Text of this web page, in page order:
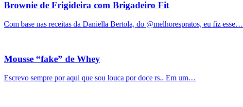
Brownie de Frigideira com Brigadeiro Fit
Com base nas receitas da Daniella Bertola, do @melhorespratos, eu fiz esse…
Mousse “fake” de Whey
Escrevo sempre por aqui que sou louca por doce rs.. Em um…